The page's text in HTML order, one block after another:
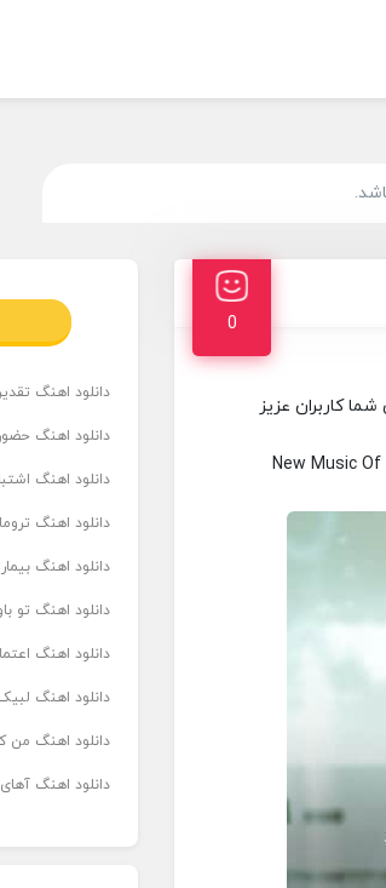
0
کاربران عزیز
New Music Of
دانلود اهنگ
دانلود اهنگ
دانلود اهنگ
دانلود اهنگ
دانلود اهنگ
دانلود اهنگ تو
دانلود اهنگ
دانلود اهنگ
دانلود اهنگ من
دانلود اهنگ